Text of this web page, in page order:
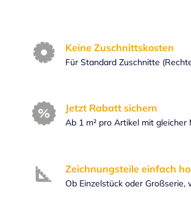
Keine Zuschnittskosten
Für Standard Zuschnitte
Jetzt Rabatt sichern
Ab 1 m² pro Artikel mit gleicher
Zeichnungsteile einfach
Ob Einzelstück oder